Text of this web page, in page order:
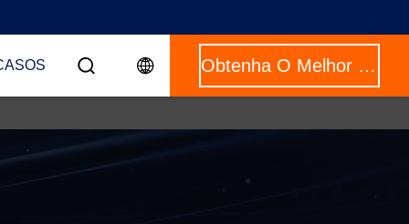
Obtenha O Melhor Preço